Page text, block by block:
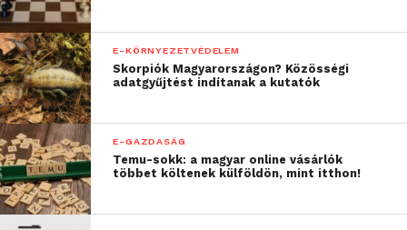
E-KÖRNYEZETVÉDELEM
Skorpiók Magyarországon? Közösségi
adatgyűjtést indítanak a kutatók
E-GAZDASÁG
Temu-sokk: a magyar online vásárlók
többet költenek külföldön, mint itthon!